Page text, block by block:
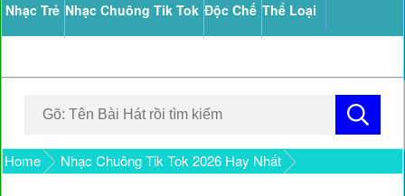
Nhạc Trẻ Nhạc Chuông Tik Tok Độc Chế Thể Loại
Home Nhạc Chuông Tik Tok 2026 Hay Nhất